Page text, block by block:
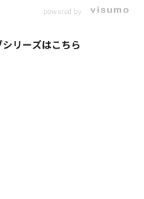
powered by
シリーズはこちら